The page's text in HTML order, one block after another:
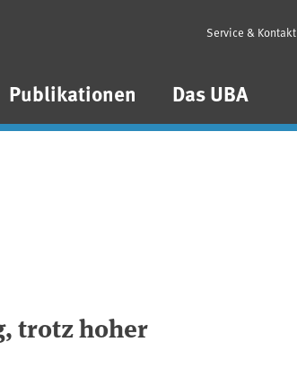
Publikationen Das UBA
Service & Kontakt
trotz hoher